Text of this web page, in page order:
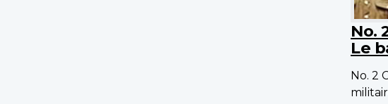
No.
Le
No. 2